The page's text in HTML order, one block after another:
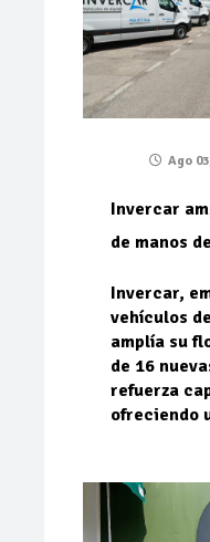
Ago
Invercar
de manos
Invercar,
vehículos
amplía su
de 16
refuerza
ofreciendo